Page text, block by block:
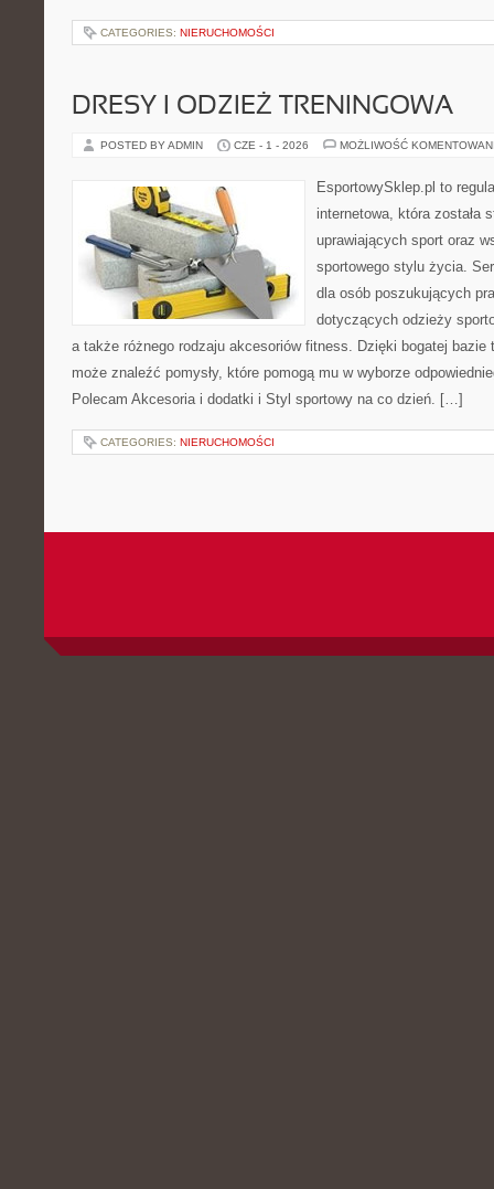
CATEGORIES: NIERUCHOMOŚCI
DRESY I ODZIEŻ TRENINGOWA
POSTED BY ADMIN CZE - 1 - 2026 MOŻLIWOŚĆ
EsportowySklep.pl to
internetowa, która została
uprawiających sport oraz
sportowego stylu życia.
dla osób poszukujących
dotyczących odzieży
a także różnego rodzaju akcesoriów fitness. Dzięki bogatej
może znaleźć pomysły, które pomogą mu w wyborze
Polecam Akcesoria i dodatki i Styl sportowy na co dzień. […]
CATEGORIES: NIERUCHOMOŚCI